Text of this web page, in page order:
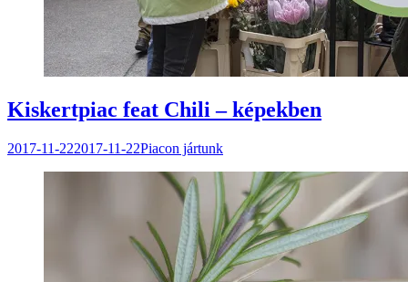
Kiskertpiac feat Chili – képekben
2017-11-222017-11-22Piacon jártunk